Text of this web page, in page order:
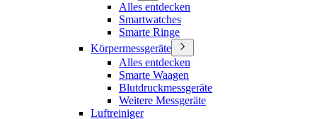
Alles entdecken
Smartwatches
Smarte Ringe
Körpermessgeräte
Alles entdecken
Smarte Waagen
Blutdruckmessgeräte
Weitere Messgeräte
Luftreiniger